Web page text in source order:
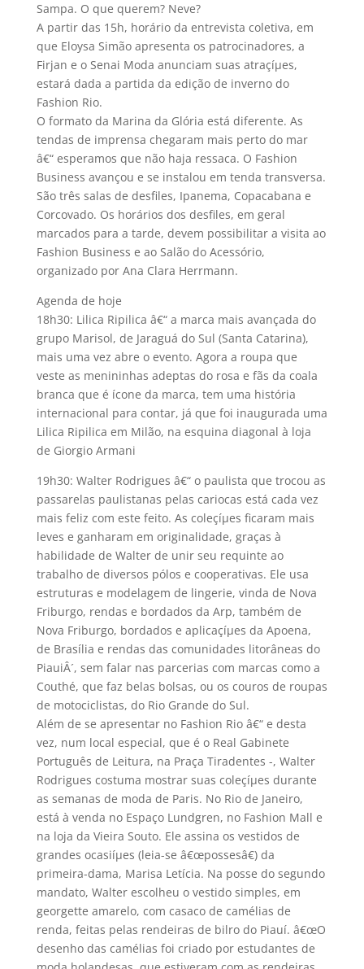
Sampa. O que querem? Neve?
A partir das 15h, horário da entrevista coletiva, em
que Eloysa Simão apresenta os patrocinadores, a
Firjan e o Senai Moda anunciam suas atraçíµes,
estará dada a partida da edição de inverno do
Fashion Rio.
O formato da Marina da Glória está diferente. As
tendas de imprensa chegaram mais perto do mar
â€“ esperamos que não haja ressaca. O Fashion
Business avançou e se instalou em tenda transversa.
São três salas de desfiles, Ipanema, Copacabana e
Corcovado. Os horários dos desfiles, em geral
marcados para a tarde, devem possibilitar a visita ao
Fashion Business e ao Salão do Acessório,
organizado por Ana Clara Herrmann.
Agenda de hoje
18h30: Lilica Ripilica â€“ a marca mais avançada do
grupo Marisol, de Jaraguá do Sul (Santa Catarina),
mais uma vez abre o evento. Agora a roupa que
veste as menininhas adeptas do rosa e fãs da coala
branca que é í­cone da marca, tem uma história
internacional para contar, já que foi inaugurada uma
Lilica Ripilica em Milão, na esquina diagonal à loja
de Giorgio Armani
19h30: Walter Rodrigues â€“ o paulista que trocou as
passarelas paulistanas pelas cariocas está cada vez
mais feliz com este feito. As coleçíµes ficaram mais
leves e ganharam em originalidade, graças à
habilidade de Walter de unir seu requinte ao
trabalho de diversos pólos e cooperativas. Ele usa
estruturas e modelagem de lingerie, vinda de Nova
Friburgo, rendas e bordados da Arp, também de
Nova Friburgo, bordados e aplicaçíµes da Apoena,
de Brasí­lia e rendas das comunidades litorâneas do
PiauiÂ´, sem falar nas parcerias com marcas como a
Couthé, que faz belas bolsas, ou os couros de roupas
de motociclistas, do Rio Grande do Sul.
Além de se apresentar no Fashion Rio â€“ e desta
vez, num local especial, que é o Real Gabinete
Português de Leitura, na Praça Tiradentes -, Walter
Rodrigues costuma mostrar suas coleçíµes durante
as semanas de moda de Paris. No Rio de Janeiro,
está à venda no Espaço Lundgren, no Fashion Mall e
na loja da Vieira Souto. Ele assina os vestidos de
grandes ocasiíµes (leia-se â€œpossesâ€) da
primeira-dama, Marisa Letí­cia. Na posse do segundo
mandato, Walter escolheu o vestido simples, em
georgette amarelo, com casaco de camélias de
renda, feitas pelas rendeiras de bilro do Piauí­. â€œO
desenho das camélias foi criado por estudantes de